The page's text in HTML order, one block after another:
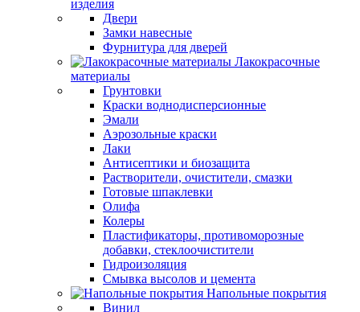
изделия
Двери
Замки навесные
Фурнитура для дверей
Лакокрасочные
материалы
Грунтовки
Краски воднодисперсионные
Эмали
Аэрозольные краски
Лаки
Антисептики и биозащита
Растворители, очистители, смазки
Готовые шпаклевки
Олифа
Колеры
Пластификаторы, противоморозные
добавки, стеклоочистители
Гидроизоляция
Смывка высолов и цемента
Напольные покрытия
Винил